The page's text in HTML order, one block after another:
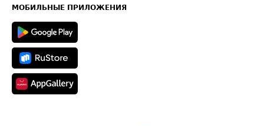
Техническая информация
МОБИЛЬНЫЕ ПРИЛОЖЕНИЯ